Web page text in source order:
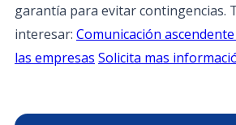
garantía para evitar contingencias.
interesar: Comunicación
las empresas Solicita mas